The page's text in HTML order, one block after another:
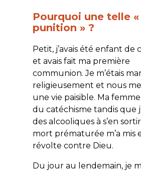
Pourquoi une telle «
punition » ?
Petit, j’avais été enfant
et avais fait ma première
communion. Je m’étais
religieusement et nous
une vie paisible. Ma femme
du catéchisme tandis que
des alcooliques à s’en
mort prématurée m’a mis
révolte contre Dieu.
Du jour au lendemain, je